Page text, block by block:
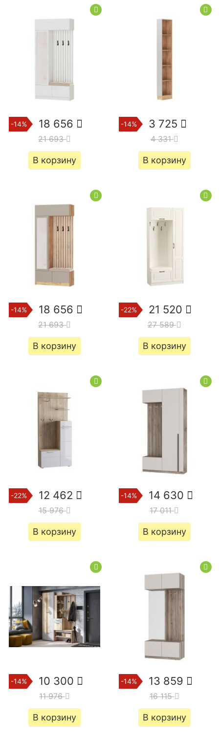
-14% 18 656
21 693
В корзину
-14% 3 725
4 331
В корзину
-14% 18 656
21 693
В корзину
-22% 21 520
27 589
В корзину
-22% 12 462
15 976
В корзину
-14% 14 630
17 011
В корзину
-14% 10 300
11 976
В корзину
-14% 13 859
16 115
В корзину